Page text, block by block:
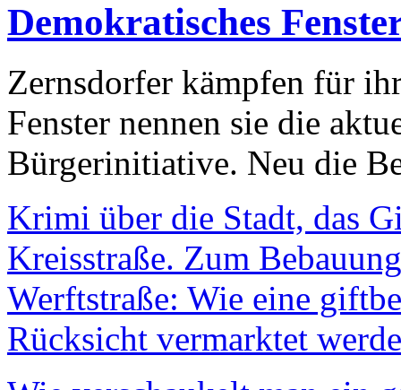
Demokratisches
Zernsdorfer kämpfen für
Fenster nennen sie die
Bürgerinitiative. Neu die
Krimi über die Stadt, das
Kreisstraße. Zum
Werftstraße: Wie eine
Rücksicht vermarktet